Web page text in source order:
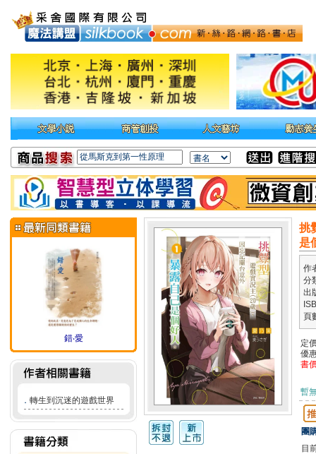
錯‧愛
． 轉生到沉迷的遊戲世界
挑
是
作
分
出
頁
定
優
書
暫
團
目